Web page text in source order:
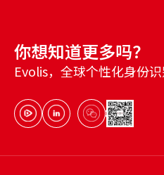
你想知道更多吗？
Evolis，全球个性化身份